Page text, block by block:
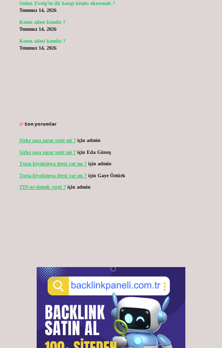
Stefan Zweig’in ilk hangi kitabı okunmalı ?
Temmuz 14, 2026
Koton ailesi kimdir ?
Temmuz 14, 2026
Koton ailesi kimdir ?
Temmuz 14, 2026
Son yorumlar
Sirke saça zarar verir mi ?için admin
Sirke saça zarar verir mi ?için Eda Güneş
Tıpta biyokimya dersi var mı ?için admin
Tıpta biyokimya dersi var mı ?için Gaye Öztürk
TIN ne demek vergi ?için admin